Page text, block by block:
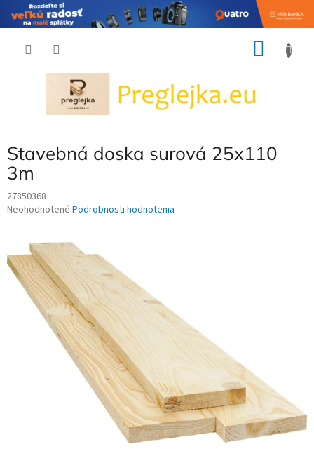
Stavebná doska surová 25x110
3m
27850368
Priemerné
0,0
hviezdičiek.
Neohodnotené Podrobnosti hodnotenia